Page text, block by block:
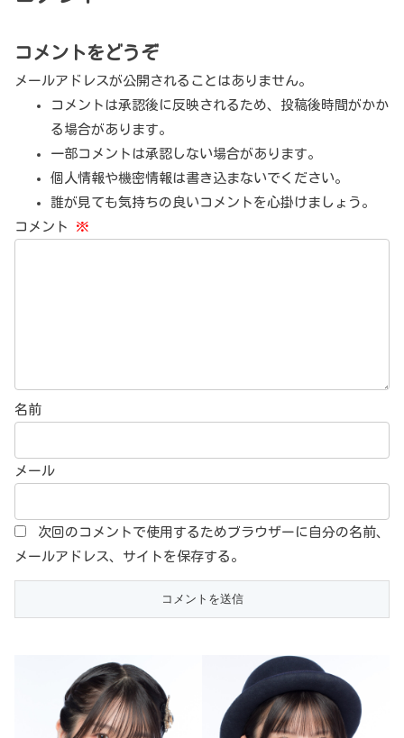
コメントをどうぞ
メールアドレスが公開されることはありません。
コメントは承認後に反映されるため、投稿後時間がかか
る場合があります。
一部コメントは承認しない場合があります。
個人情報や機密情報は書き込まないでください。
誰が見ても気持ちの良いコメントを心掛けましょう。
コメント ※
名前
メール
次回のコメントで使用するためブラウザーに自分の名前、
メールアドレス、サイトを保存する。